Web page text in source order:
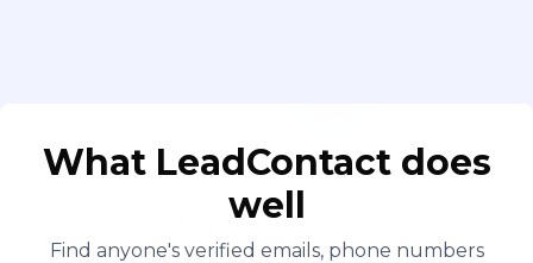
What LeadContact does
well
Find anyone's verified emails, phone numbers